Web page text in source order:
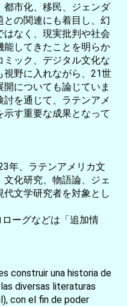
都市化、移民、ジェンダ
の関連にも着目し、幻
なく、現実批判や社会
能してきたことを明らか
ック、デジタル文化な
視野に入れながら、21世
についても論じていま
を通じて、ラテンアメ
示す重要な成果となって
年、ラテンアメリカ文
化研究、物語論、ジェ
文学研究者を対象とし
ーグなどは「追加情
construir una historia de
diversas literaturas
con el fin de poder